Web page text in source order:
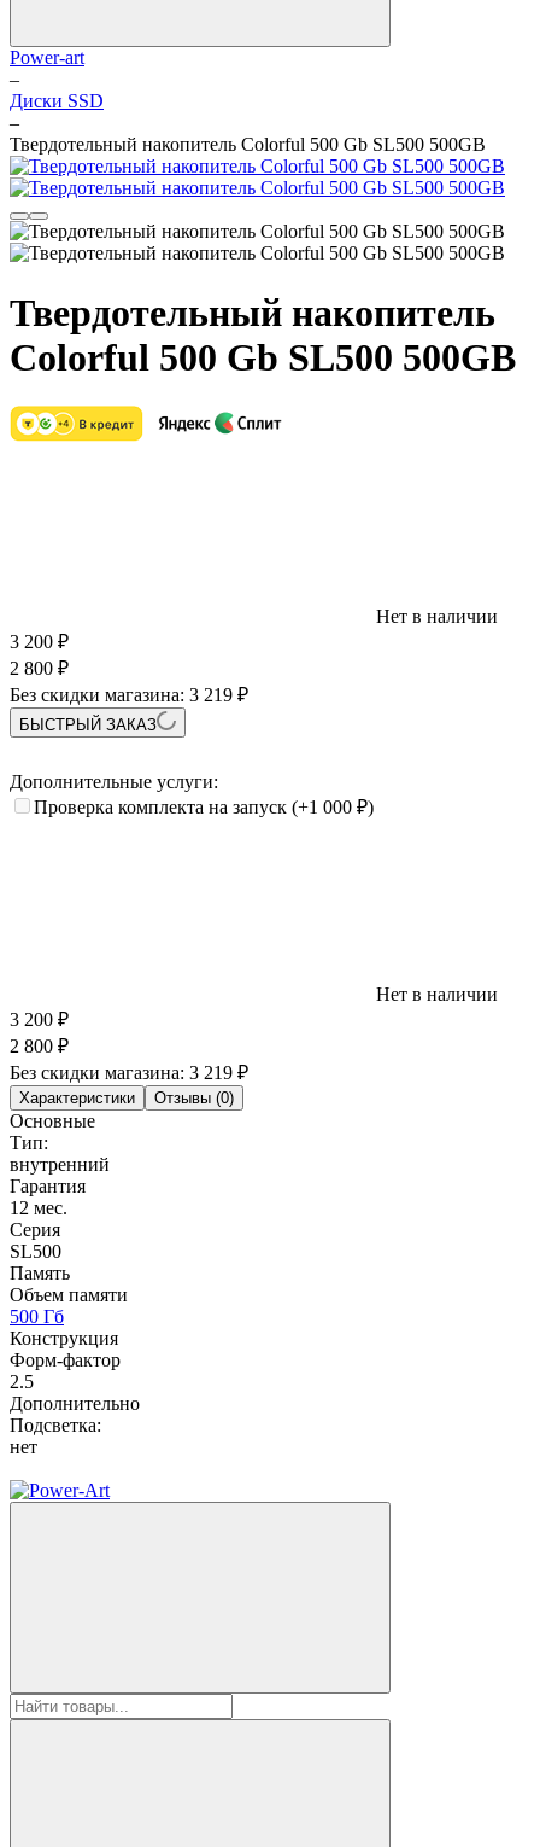
Power-art
–
Диски SSD
–
Твердотельный накопитель Colorful 500 Gb SL500 500GB
Твердотельный накопитель
Colorful 500 Gb SL500 500GB
Нет в наличии
3 200 ₽
2 800 ₽
Без скидки магазина: 3 219 ₽
БЫСТРЫЙ ЗАКАЗ
Дополнительные услуги:
Проверка комплекта на запуск (+1 000 ₽)
Нет в наличии
3 200 ₽
2 800 ₽
Без скидки магазина: 3 219 ₽
Характеристики Отзывы (0)
Основные
Тип:
внутренний
Гарантия
12 мес.
Серия
SL500
Память
Объем памяти
500 Гб
Конструкция
Форм-фактор
2.5
Дополнительно
Подсветка:
нет